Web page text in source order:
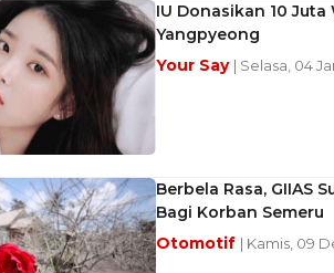
IU Donasikan 10
Yangpyeong
Your Say | Selasa, 04
Berbela Rasa, GIIAS
Bagi Korban Semeru
Otomotif | Kamis, 09